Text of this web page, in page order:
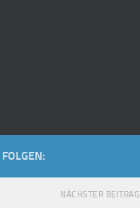
FOLGEN:
NÄCHSTER BEITRAG